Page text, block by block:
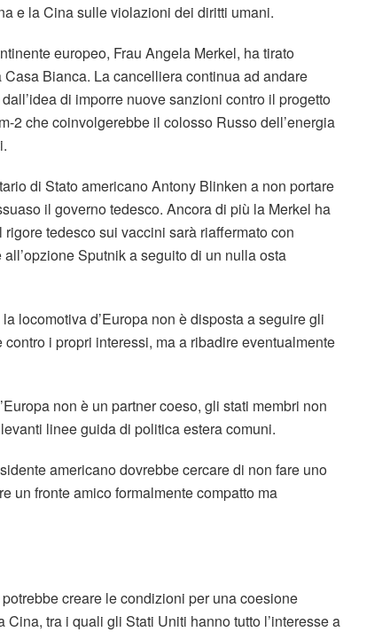
e la Cina sulle violazioni dei diritti umani.
europeo, Frau Angela Merkel, ha tirato
Bianca. La cancelliera continua ad andare
di imporre nuove sanzioni contro il progetto
2 che coinvolgerebbe il colosso Russo dell’energia
di Stato americano Antony Blinken a non portare
il governo tedesco. Ancora di più la Merkel ha
tedesco sui vaccini sarà riaffermato con
Sputnik a seguito di un nulla osta
locomotiva d’Europa non è disposta a seguire gli
i propri interessi, ma a ribadire eventualmente
non è un partner coeso, gli stati membri non
linee guida di politica estera comuni.
americano dovrebbe cercare di non fare uno
un fronte amico formalmente compatto ma
creare le condizioni per una coesione
tra i quali gli Stati Uniti hanno tutto l’interesse a